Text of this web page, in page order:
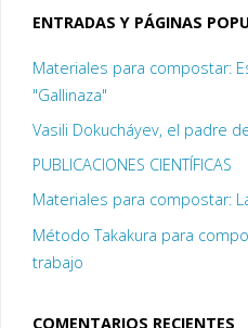
ENTRADAS Y PÁGINAS
Materiales para compostar:
"Gallinaza"
Vasili Dokucháyev, el padre
PUBLICACIONES CIENTÍFICAS
Materiales para compostar:
Método Takakura para
trabajo
COMENTARIOS RECIENTES